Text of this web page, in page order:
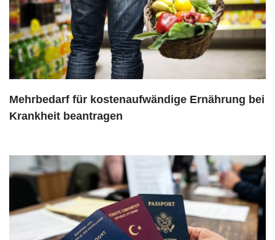
Mehrbedarf für kostenaufwändige Ernährung bei
Krankheit beantragen